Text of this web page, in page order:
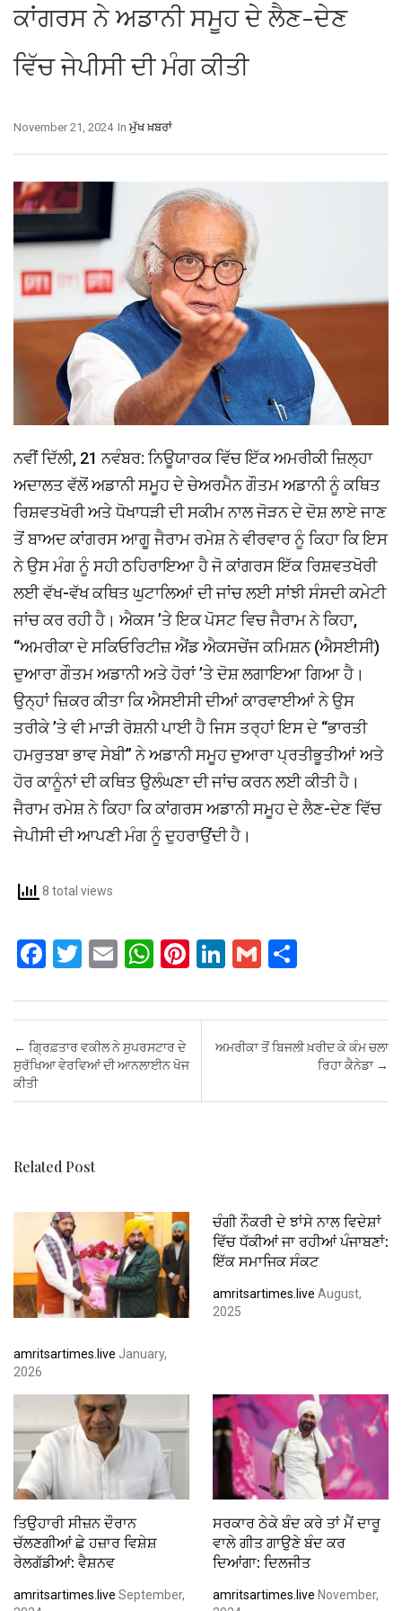
ਕਾਂਗਰਸ ਨੇ ਅਡਾਨੀ ਸਮੂਹ ਦੇ ਲੈਣ-ਦੇਣ
ਵਿੱਚ ਜੇਪੀਸੀ ਦੀ ਮੰਗ ਕੀਤੀ
In ਮੁੱਖ ਖ਼ਬਰਾਂ
November 21, 2024
ਨਵੀਂ ਦਿੱਲੀ, 21 ਨਵੰਬਰ: ਨਿਊਯਾਰਕ ਵਿੱਚ ਇੱਕ ਅਮਰੀਕੀ ਜ਼ਿਲ੍ਹਾ
ਅਦਾਲਤ ਵੱਲੋਂ ਅਡਾਨੀ ਸਮੂਹ ਦੇ ਚੇਅਰਮੈਨ ਗੌਤਮ ਅਡਾਨੀ ਨੂੰ ਕਥਿਤ
ਰਿਸ਼ਵਤਖੋਰੀ ਅਤੇ ਧੋਖਾਧੜੀ ਦੀ ਸਕੀਮ ਨਾਲ ਜੋੜਨ ਦੇ ਦੋਸ਼ ਲਾਏ ਜਾਣ
ਤੋਂ ਬਾਅਦ ਕਾਂਗਰਸ ਆਗੂ ਜੈਰਾਮ ਰਮੇਸ਼ ਨੇ ਵੀਰਵਾਰ ਨੂੰ ਕਿਹਾ ਕਿ ਇਸ
ਨੇ ਉਸ ਮੰਗ ਨੂੰ ਸਹੀ ਠਹਿਰਾਇਆ ਹੈ ਜੋ ਕਾਂਗਰਸ ਇੱਕ ਰਿਸ਼ਵਤਖੋਰੀ
ਲਈ ਵੱਖ-ਵੱਖ ਕਥਿਤ ਘੁਟਾਲਿਆਂ ਦੀ ਜਾਂਚ ਲਈ ਸਾਂਝੀ ਸੰਸਦੀ ਕਮੇਟੀ
ਜਾਂਚ ਕਰ ਰਹੀ ਹੈ। ਐਕਸ ’ਤੇ ਇਕ ਪੋਸਟ ਵਿਚ ਜੈਰਾਮ ਨੇ ਕਿਹਾ,
“ਅਮਰੀਕਾ ਦੇ ਸਕਿਓਰਿਟੀਜ਼ ਐਂਡ ਐਕਸਚੇਂਜ ਕਮਿਸ਼ਨ (ਐਸਈਸੀ)
ਦੁਆਰਾ ਗੌਤਮ ਅਡਾਨੀ ਅਤੇ ਹੋਰਾਂ ’ਤੇ ਦੋਸ਼ ਲਗਾਇਆ ਗਿਆ ਹੈ।
ਉਨ੍ਹਾਂ ਜ਼ਿਕਰ ਕੀਤਾ ਕਿ ਐਸਈਸੀ ਦੀਆਂ ਕਾਰਵਾਈਆਂ ਨੇ ਉਸ
ਤਰੀਕੇ ’ਤੇ ਵੀ ਮਾੜੀ ਰੋਸ਼ਨੀ ਪਾਈ ਹੈ ਜਿਸ ਤਰ੍ਹਾਂ ਇਸ ਦੇ “ਭਾਰਤੀ
ਹਮਰੁਤਬਾ ਭਾਵ ਸੇਬੀ” ਨੇ ਅਡਾਨੀ ਸਮੂਹ ਦੁਆਰਾ ਪ੍ਰਤੀਭੂਤੀਆਂ ਅਤੇ
ਹੋਰ ਕਾਨੂੰਨਾਂ ਦੀ ਕਥਿਤ ਉਲੰਘਣਾ ਦੀ ਜਾਂਚ ਕਰਨ ਲਈ ਕੀਤੀ ਹੈ।
ਜੈਰਾਮ ਰਮੇਸ਼ ਨੇ ਕਿਹਾ ਕਿ ਕਾਂਗਰਸ ਅਡਾਨੀ ਸਮੂਹ ਦੇ ਲੈਣ-ਦੇਣ ਵਿੱਚ
ਜੇਪੀਸੀ ਦੀ ਆਪਣੀ ਮੰਗ ਨੂੰ ਦੁਹਰਾਉਂਦੀ ਹੈ।
8 total views
F
ce
b
o
o
T
tt
er
E
ail
W
at
s
A
p
Pi
er
es
t
Li
ke
dI
G
ail ar
e
Post navigation
← ਗ੍ਰਿਫ਼ਤਾਰ ਵਕੀਲ ਨੇ ਸੁਪਰਸਟਾਰ ਦੇ
ਸੁਰੱਖਿਆ ਵੇਰਵਿਆਂ ਦੀ ਆਨਲਾਈਨ ਖੋਜ
ਕੀਤੀ
ਅਮਰੀਕਾ ਤੋਂ ਬਿਜਲੀ ਖ਼ਰੀਦ ਕੇ ਕੰਮ ਚਲਾ
ਰਿਹਾ ਕੈਨੇਡਾ →
Related Post
amritsartimes.live January,
2026
ਚੰਗੀ ਨੌਕਰੀ ਦੇ ਝਾਂਸੇ ਨਾਲ ਵਿਦੇਸ਼ਾਂ
ਵਿੱਚ ਧੱਕੀਆਂ ਜਾ ਰਹੀਆਂ ਪੰਜਾਬਣਾਂ:
ਇੱਕ ਸਮਾਜਿਕ ਸੰਕਟ
amritsartimes.live August,
2025
ਤਿਉਹਾਰੀ ਸੀਜ਼ਨ ਦੌਰਾਨ
ਚੱਲਣਗੀਆਂ ਛੇ ਹਜ਼ਾਰ ਵਿਸ਼ੇਸ਼
ਰੇਲਗੱਡੀਆਂ: ਵੈਸ਼ਨਵ
amritsartimes.live September,
ਸਰਕਾਰ ਠੇਕੇ ਬੰਦ ਕਰੇ ਤਾਂ ਮੈਂ ਦਾਰੂ
ਵਾਲੇ ਗੀਤ ਗਾਉਣੇ ਬੰਦ ਕਰ
ਦਿਆਂਗਾ: ਦਿਲਜੀਤ
amritsartimes.live November,